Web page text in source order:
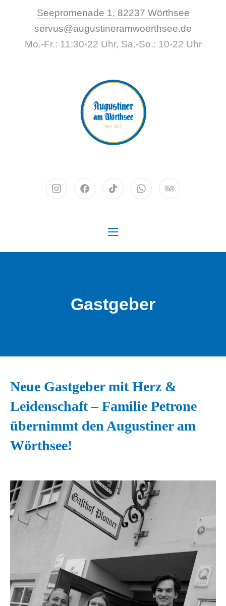
Seepromenade 1, 82237 WörthseeNew
servus@augustineramwoerthsee.de
Mo.-Fr.: 11:30-22 Uhr, Sa.-So.: 10-22 Uhr
Neues Fenster
Neues Fenster
Neues Fenster
Neues Fenster
Neues
NAVIGATION
Gastgeber
Neue Gastgeber mit Herz &
Leidenschaft – Familie Petrone
übernimmt den Augustiner am
Wörthsee!